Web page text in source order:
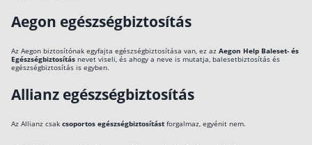
Aegon egészségbiztosítás
Az Aegon biztosítónak egyfajta egészségbiztosítása van, ez az Aegon Help Baleset- és
Egészségbiztosítás nevet viseli, és ahogy a neve is mutatja, balesetbiztosítás és
egészségbiztosítás is egyben.
Allianz egészségbiztosítás
Az Allianz csak csoportos egészségbiztosítást forgalmaz, egyénit nem.